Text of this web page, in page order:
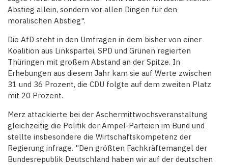
Abstieg allein, sondern vor allen Dingen für den
moralischen Abstieg".
Die AfD steht in den Umfragen in dem bisher von einer
Koalition aus Linkspartei, SPD und Grünen regierten
Thüringen mit großem Abstand an der Spitze. In
Erhebungen aus diesem Jahr kam sie auf Werte zwischen
31 und 36 Prozent, die CDU folgte auf dem zweiten Platz
mit 20 Prozent.
Merz attackierte bei der Aschermittwochsveranstaltung
gleichzeitig die Politik der Ampel-Parteien im Bund und
stellte insbesondere die Wirtschaftskompetenz der
Regierung infrage. "Den größten Fachkräftemangel der
Bundesrepublik Deutschland haben wir auf der deutschen